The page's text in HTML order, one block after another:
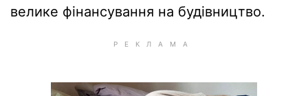
велике фінансування на будівництво.